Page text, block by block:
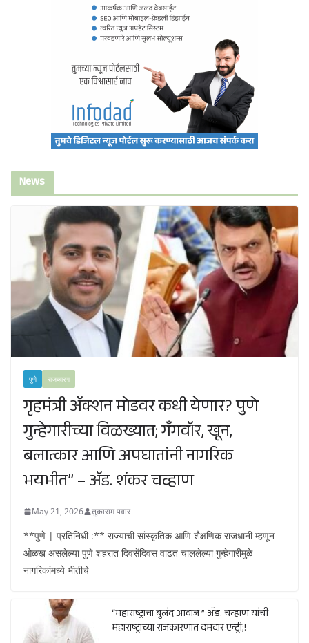
News
पुणे राजकारण
गृहमंत्री ॲक्शन मोडवर कधी येणार? पुणे
गुन्हेगारीच्या विळख्यात; गॅंगवॉर, खून,
बलात्कार आणि अपघातांनी नागरिक
भयभीत” – ॲड. शंकर चव्हाण
May 21, 2026 तुकाराम पवार
**पुणे | प्रतिनिधी :** राज्याची सांस्कृतिक आणि शैक्षणिक राजधानी म्हणून
ओळख असलेल्या पुणे शहरात दिवसेंदिवस वाढत चाललेल्या गुन्हेगारीमुळे
नागरिकांमध्ये भीतीचे
“महाराष्ट्राचा बुलंद आवाज ” ॲड. चव्हाण यांची
महाराष्ट्राच्या राजकारणात दमदार एन्ट्री;!